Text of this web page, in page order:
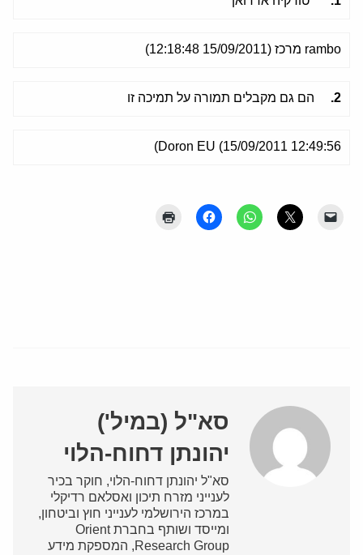
rambo מרכז (15/09/2011 12:18:48)
2. הם גם מקבלים תמורה על תמיכה זו
Doron EU (15/09/2011 12:49:56)
סא"ל (במיל')
יהונתן דחוח-הלוי
סא"ל יהונתן דחוח-הלוי, חוקר בכיר
לענייני מזרח תיכון ואסלאם רדיקלי
במרכז הירושלמי לענייני חוץ וביטחון,
ומייסד ושותף בחברת Orient
Research Group, המספקת מידע